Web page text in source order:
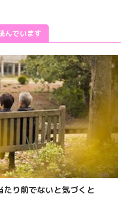
んでいます
たり前でないと気づくと